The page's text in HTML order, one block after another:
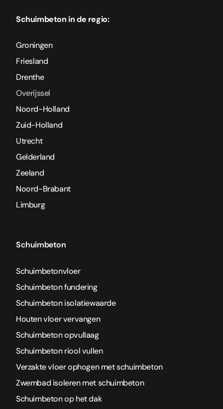
Schuimbeton in de regio:
Groningen
Friesland
Drenthe
Overijssel
Noord-Holland
Zuid-Holland
Utrecht
Gelderland
Zeeland
Noord-Brabant
Limburg
Schuimbeton
Schuimbetonvloer
Schuimbeton fundering
Schuimbeton isolatiewaarde
Houten vloer vervangen
Schuimbeton opvullaag
Schuimbeton riool vullen
Verzakte vloer ophogen met schuimbeton
Zwembad isoleren met schuimbeton
Schuimbeton op het dak